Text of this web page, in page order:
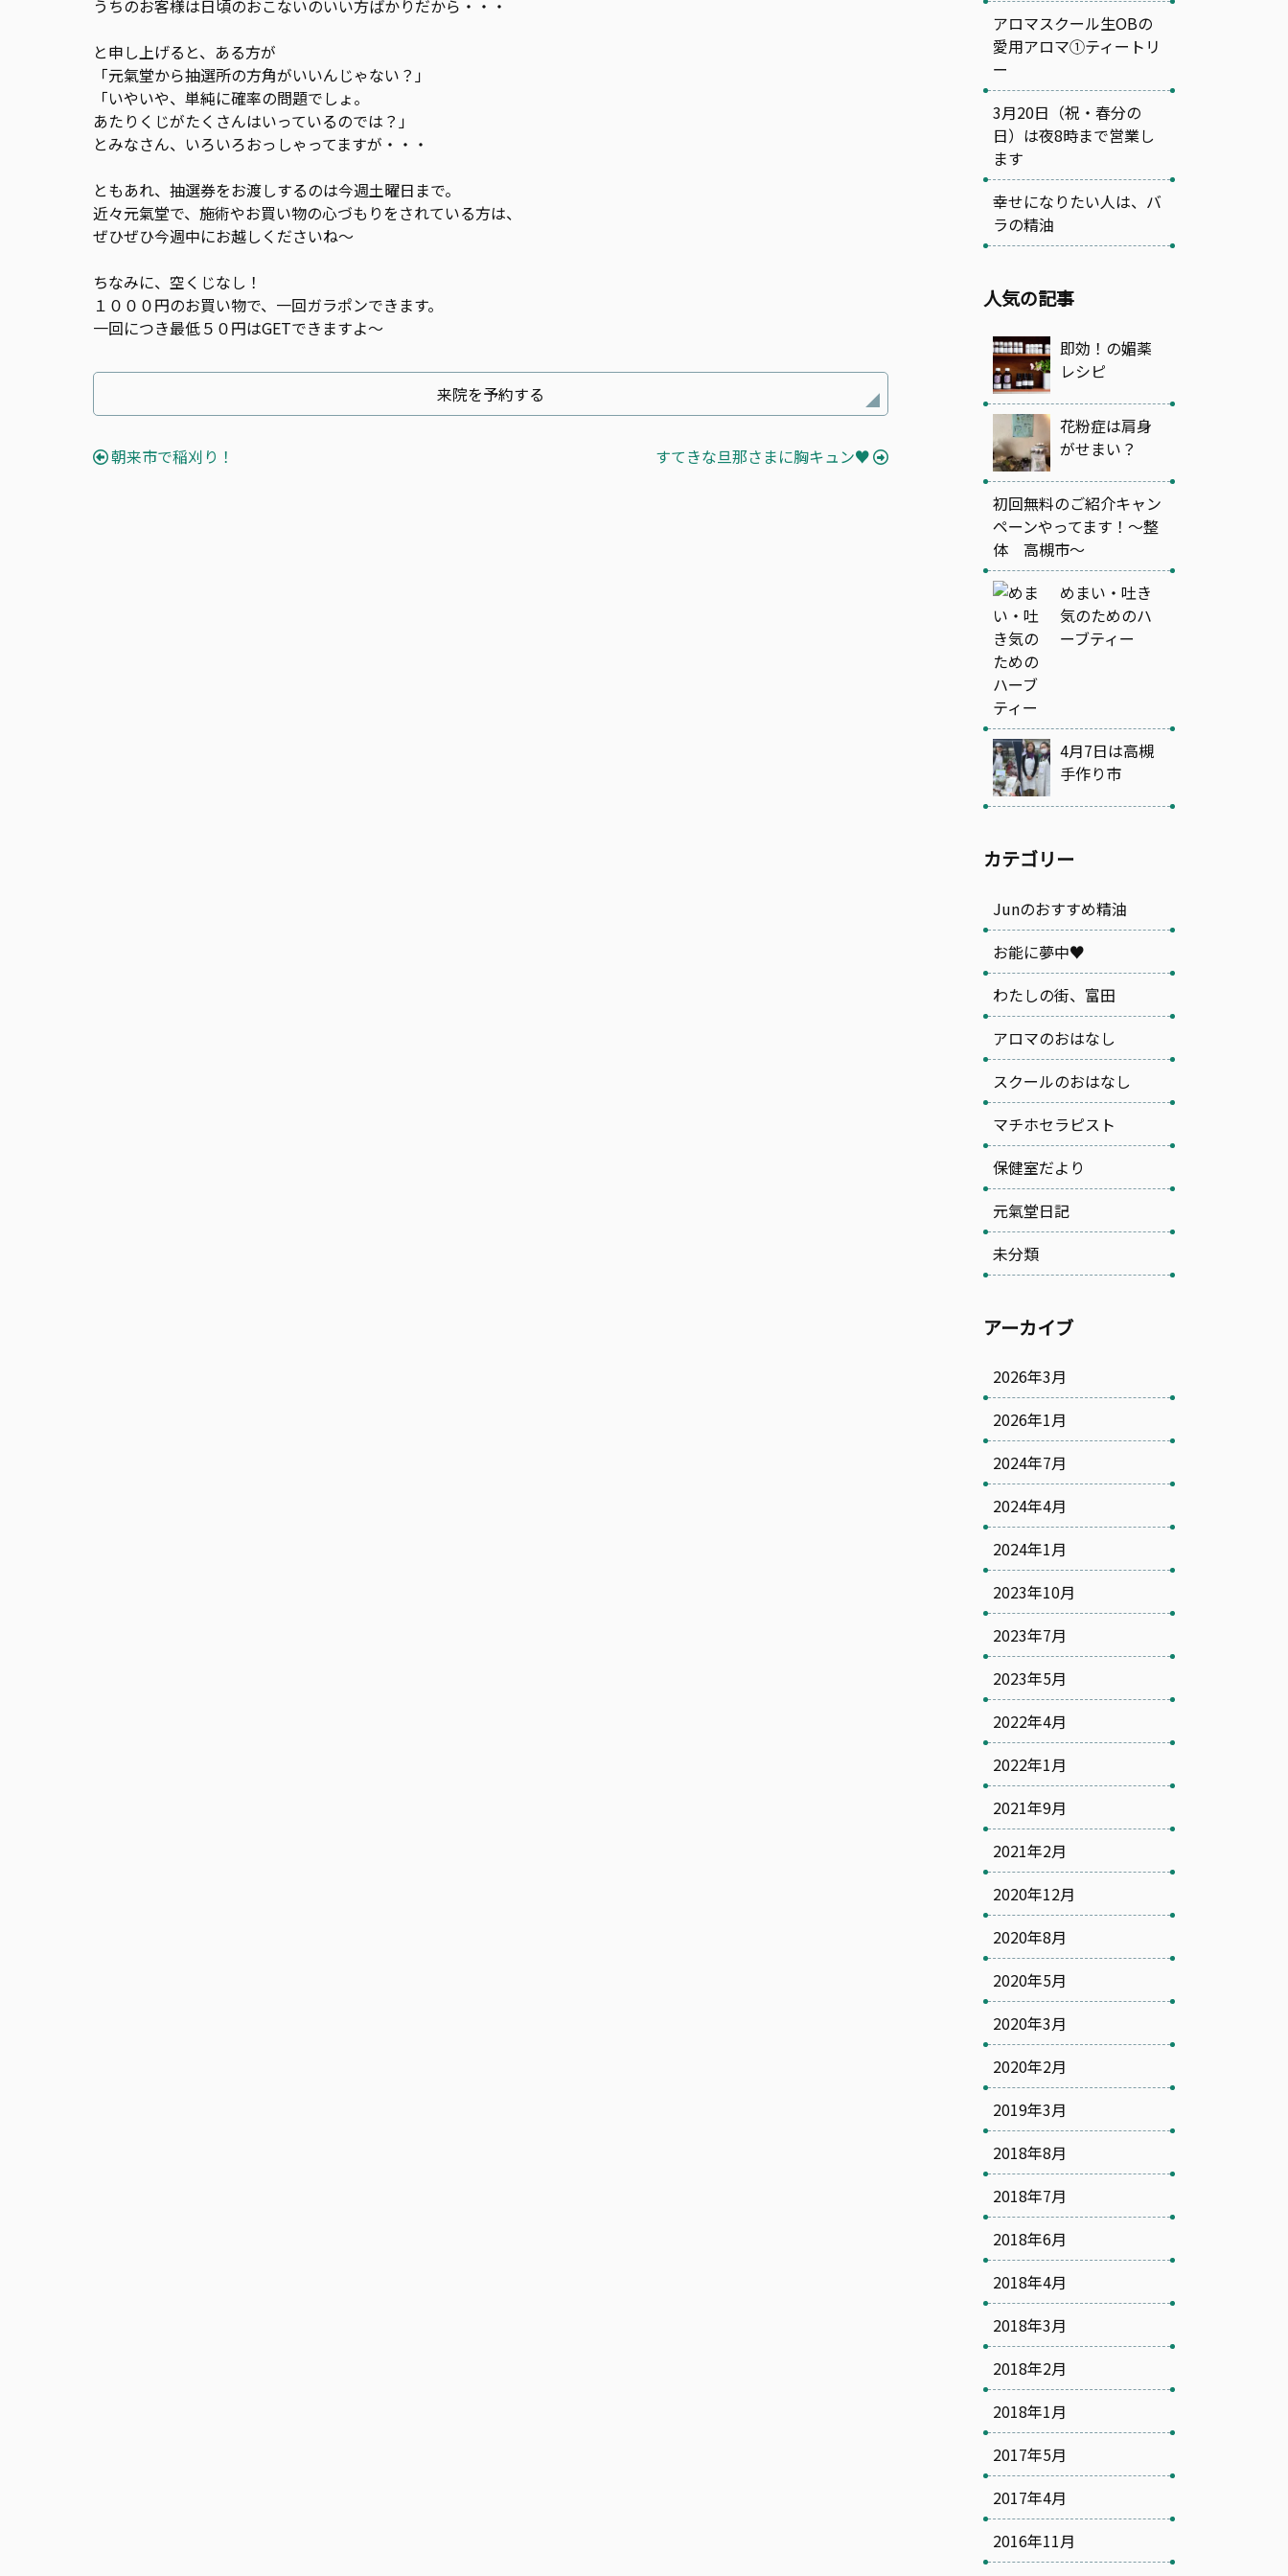
うちのお客様は日頃のおこないのいい方ばかりだから・・・
と申し上げると、ある方が
「元氣堂から抽選所の方角がいいんじゃない？」
「いやいや、単純に確率の問題でしょ。
あたりくじがたくさんはいっているのでは？」
とみなさん、いろいろおっしゃってますが・・・
ともあれ、抽選券をお渡しするのは今週土曜日まで。
近々元氣堂で、施術やお買い物の心づもりをされている方は、
ぜひぜひ今週中にお越しくださいね〜
ちなみに、空くじなし！
１０００円のお買い物で、一回ガラポンできます。
一回につき最低５０円はGETできますよ〜
来院を予約する
朝来市で稲刈り！ すてきな旦那さまに胸キュン♥
アロマスクール生OBの
愛用アロマ①ティートリ
ー
3月20日（祝・春分の
日）は夜8時まで営業し
ます
幸せになりたい人は、バ
ラの精油
人気の記事
即効！の媚薬
レシピ
花粉症は肩身
がせまい？
初回無料のご紹介キャン
ペーンやってます！～整
体 高槻市～
めまい・吐き
気のためのハ
ーブティー
4月7日は高槻
手作り市
カテゴリー
Junのおすすめ精油
お能に夢中♥
わたしの街、富田
アロマのおはなし
スクールのおはなし
マチホセラピスト
保健室だより
元氣堂日記
未分類
アーカイブ
2026年3月
2026年1月
2024年7月
2024年4月
2024年1月
2023年10月
2023年7月
2023年5月
2022年4月
2022年1月
2021年9月
2021年2月
2020年12月
2020年8月
2020年5月
2020年3月
2020年2月
2019年3月
2018年8月
2018年7月
2018年6月
2018年4月
2018年3月
2018年2月
2018年1月
2017年5月
2017年4月
2016年11月